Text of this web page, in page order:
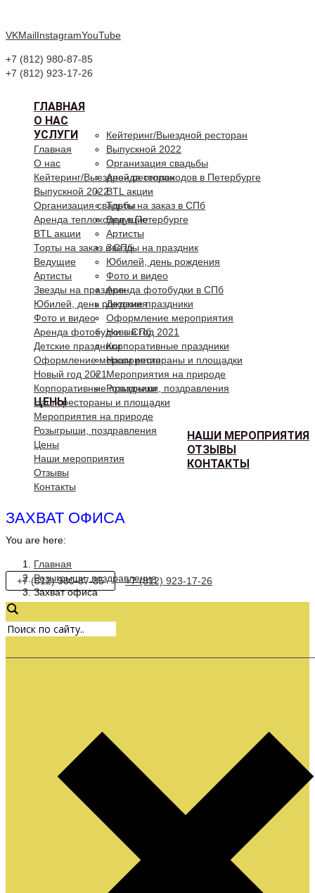
VKMailInstagramYouTube
+7 (812) 980-87-85
+7 (812) 923-17-26
ГЛАВНАЯ
О НАС
УСЛУГИ
Кейтеринг/Выездной ресторан
Выпускной 2022
Организация свадьбы
Аренда теплоходов в Петербурге
BTL акции
Торты на заказ в СПб
Ведущие
Артисты
Звезды на праздник
Юбилей, день рождения
Фото и видео
Аренда фотобудки в СПб
Детские праздники
Оформление мероприятия
Новый год 2021
Корпоративные праздники
Наши рестораны и площадки
Мероприятия на природе
Розыгрыши, поздравления
ЦЕНЫ
НАШИ МЕРОПРИЯТИЯ
ОТЗЫВЫ
КОНТАКТЫ
Главная
О нас
Кейтеринг/Выездной ресторан
Выпускной 2022
Организация свадьбы
Аренда теплоходов в Петербурге
BTL акции
Торты на заказ в СПб
Ведущие
Артисты
Звезды на праздник
Юбилей, день рождения
Фото и видео
Аренда фотобудки в СПб
Детские праздники
Оформление мероприятия
Новый год 2021
Корпоративные праздники
Наши рестораны и площадки
Мероприятия на природе
Розыгрыши, поздравления
Цены
Наши мероприятия
Отзывы
Контакты
ЗАХВАТ ОФИСА
You are here:
Главная
Розыгрыши, поздравления
Захват офиса
+7 (812) 980-87-85 +7 (812) 923-17-26